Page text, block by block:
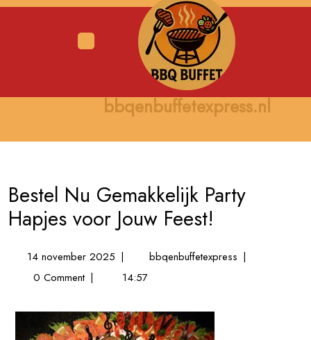
Skip
bbqenbuffetexpress.nl
Bestel Nu Gemakkelijk Party
Hapjes voor Jouw Feest!
14 november 202514
november
| bbqenbuffetexpressBestel
|
0 Comment | 14:57